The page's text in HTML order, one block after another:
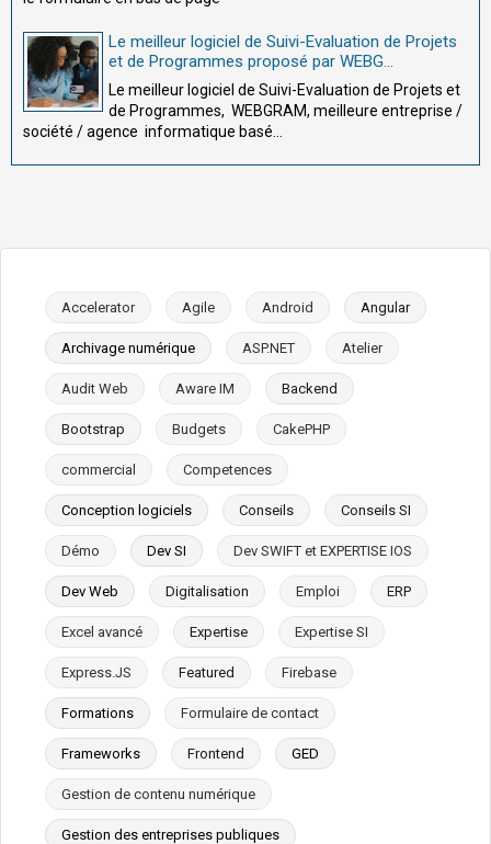
Le meilleur logiciel de Suivi-Evaluation de Projets
et de Programmes proposé par WEBG...
Le meilleur logiciel de Suivi-Evaluation de Projets et
de Programmes, WEBGRAM, meilleure entreprise /
société / agence informatique basé...
Accelerator Agile Android Angular
Archivage numérique ASP.NET Atelier
Audit Web Aware IM Backend
Bootstrap Budgets CakePHP
commercial Competences
Conception logiciels Conseils Conseils SI
Démo Dev SI Dev SWIFT et EXPERTISE IOS
Dev Web Digitalisation Emploi ERP
Excel avancé Expertise Expertise SI
Express.JS Featured Firebase
Formations Formulaire de contact
Frameworks Frontend GED
Gestion de contenu numérique
Gestion des entreprises publiques